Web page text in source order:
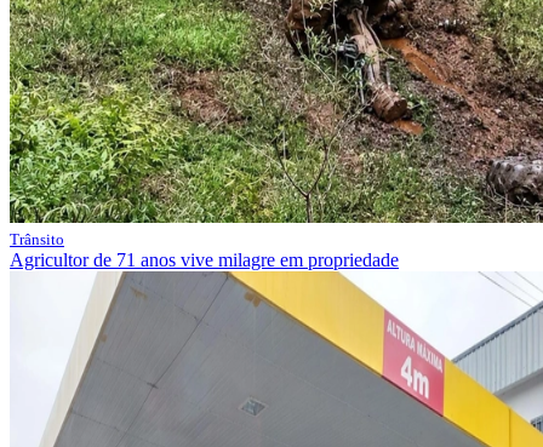
Trânsito
Agricultor de 71 anos vive milagre em propriedade